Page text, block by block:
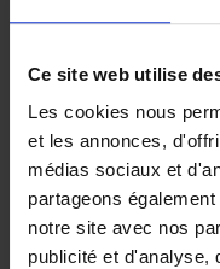
Ce site web utilise
Les cookies nous
et les annonces,
médias sociaux et
partageons
notre site avec nos
publicité et d'analyse,
Les grands
parcs de